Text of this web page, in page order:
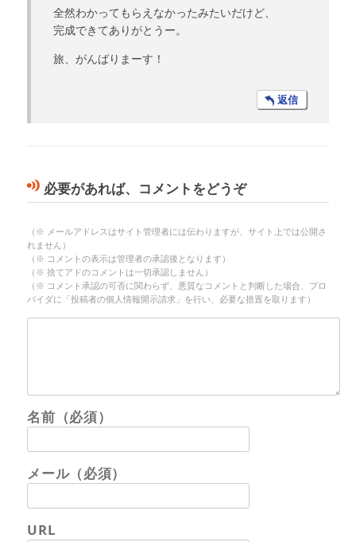
全然わかってもらえなかったみたいだけど、
完成できてありがとうー。
旅、がんばりまーす！
返信
必要があれば、コメントをどうぞ
（※ メールアドレスはサイト管理者には伝わりますが、サイト上では公開さ
れません）
（※ コメントの表示は管理者の承認後となります）
（※ 捨てアドのコメントは一切承認しません）
（※ コメント承認の可否に関わらず、悪質なコメントと判断した場合、プロ
バイダに「投稿者の個人情報開示請求」を行い、必要な措置を取ります）
名前（必須）
メール（必須）
URL